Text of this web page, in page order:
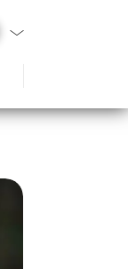
List additional